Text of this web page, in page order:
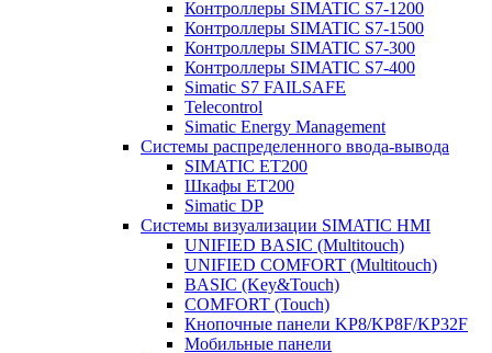
Контроллеры SIMATIC S7-1200
Контроллеры SIMATIC S7-1500
Контроллеры SIMATIC S7-300
Контроллеры SIMATIC S7-400
Simatic S7 FAILSAFE
Telecontrol
Simatic Energy Management
Системы распределенного ввода-вывода
SIMATIC ET200
Шкафы ET200
Simatic DP
Системы визуализации SIMATIC HMI
UNIFIED BASIC (Multitouch)
UNIFIED COMFORT (Multitouch)
BASIC (Key&Touch)
COMFORT (Touch)
Кнопочные панели KP8/KP8F/KP32F
Мобильные панели